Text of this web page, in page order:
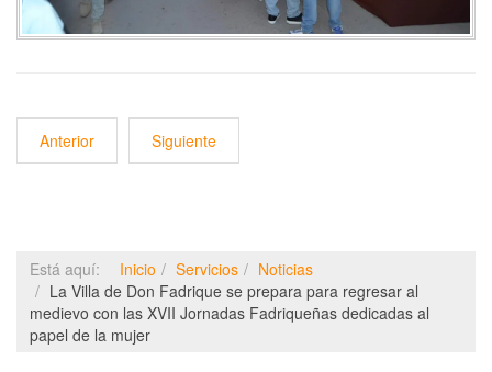
Anterior Siguiente
Está aquí: Inicio Servicios
Noticias
La Villa de Don Fadrique se prepara para regresar al
medievo con las XVII Jornadas Fadriqueñas dedicadas al
papel de la mujer